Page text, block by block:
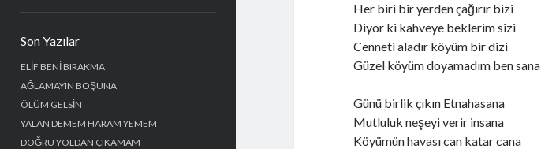
Menü
Son Yazılar
ELİF BENİ BIRAKMA
AĞLAMAYIN BOŞUNA
ÖLÜM GELSİN
YALAN DEMEM HARAM YEMEM
DOĞRU YOLDAN ÇIKAMAM
Her biri bir yerden çağırır bizi
Diyor ki kahveye beklerim sizi
Cenneti aladır köyüm bir dizi
Güzel köyüm doyamadım ben sana
Günü birlik çıkın Etnahasana
Mutluluk neşeyi verir insana
Köyümün havası can katar cana